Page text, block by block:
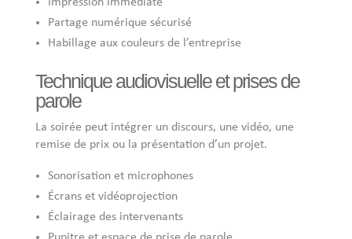
Impression immédiate
Partage numérique sécurisé
Habillage aux couleurs de l’entreprise
Technique audiovisuelle et prises de
parole
La soirée peut intégrer un discours, une vidéo, une
remise de prix ou la présentation d’un projet.
Sonorisation et microphones
Écrans et vidéoprojection
Éclairage des intervenants